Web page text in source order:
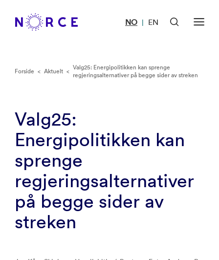
NO | EN
Forside < Aktuelt < Valg25: Energipolitikken kan sprenge
regjeringsalternativer på begge sider av streken
Valg25:
Energipolitikken kan
sprenge
regjeringsalternativer
på begge sider av
streken